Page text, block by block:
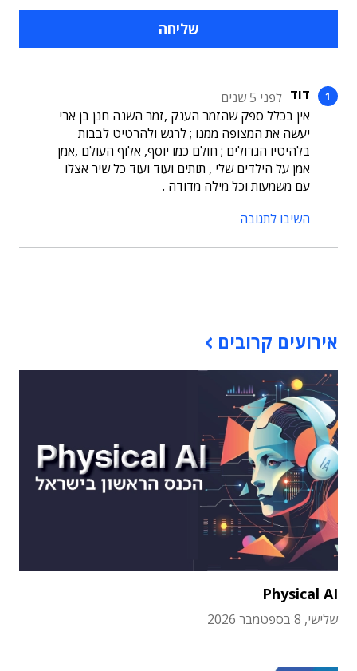
דוד לפני 5 שנים
אין בכלל ספק שהזמר הענק ,זמר השנה חנן בן ארי
יעשה את המצופה ממנו ; לרגש ולהרטיט לבבות
בלהיטיו הגדולים ; חולם כמו יוסף, אלוף העולם ,אמן
אמן על הילדים שלי , תותים ועוד ועוד כל שיר אצלו
עם משמעות וכל מילה מדודה .
השיבו לתגובה
אירועים קרובים
Physical AI
שלישי, 8 בספטמבר 2026